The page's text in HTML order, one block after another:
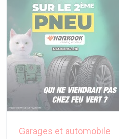
Garages et automobile